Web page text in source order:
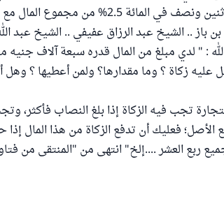
من مجموع المال مع الأرباح " انتهى.
بن باز .. الشيخ عبد الرزاق عفيفي .. الشيخ عبد
: " لدي مبلغ من المال قدره سبعة آلاف
زكاة ؟ وما مقدارها؟ ولمن أعطيها ؟
تجب فيه الزكاة إذا بلغ النصاب فأكثر،
الأصل؛ فعليك أن تدفع الزكاة من هذا المال
ربع العشر ....إلخ" انتهى من "المنتقى من